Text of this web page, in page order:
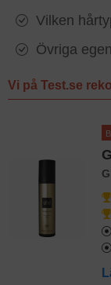
Vilken
Övriga
Vi på Test.se